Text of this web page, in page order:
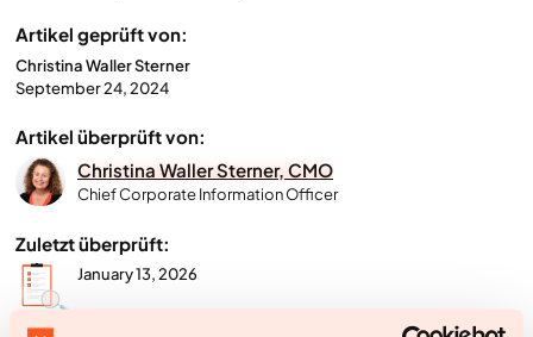
Artikel geprüft von:
Christina Waller Sterner
September 24, 2024
Artikel überprüft von:
Christina Waller Sterner, CMO
Chief Corporate Information Officer
Zuletzt überprüft:
January 13, 2026